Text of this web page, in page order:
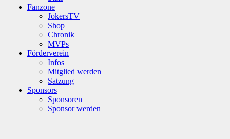
Fanzone
JokersTV
Shop
Chronik
MVPs
Förderverein
Infos
Mitglied werden
Satzung
Sponsors
Sponsoren
Sponsor werden